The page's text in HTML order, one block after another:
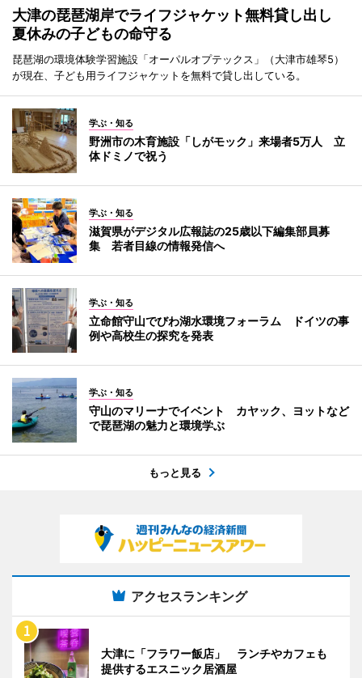
大津の琵琶湖岸でライフジャケット無料貸し出し
夏休みの子どもの命守る
琵琶湖の環境体験学習施設「オーパルオプテックス」（大津市雄琴5）
が現在、子ども用ライフジャケットを無料で貸し出している。
学ぶ・知る
野洲市の木育施設「しがモック」来場者5万人 立
体ドミノで祝う
学ぶ・知る
滋賀県がデジタル広報誌の25歳以下編集部員募
集 若者目線の情報発信へ
学ぶ・知る
立命館守山でびわ湖水環境フォーラム ドイツの事
例や高校生の探究を発表
学ぶ・知る
守山のマリーナでイベント カヤック、ヨットなど
で琵琶湖の魅力と環境学ぶ
もっと見る
アクセスランキング
大津に「フラワー飯店」 ランチやカフェも
提供するエスニック居酒屋